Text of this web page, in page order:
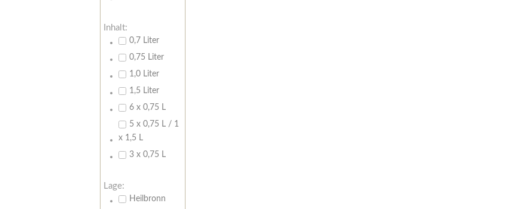
Inhalt:
0,7 Liter
0,75 Liter
1,0 Liter
1,5 Liter
6 x 0,75 L
5 x 0,75 L / 1
x 1,5 L
3 x 0,75 L
Lage:
Heilbronn